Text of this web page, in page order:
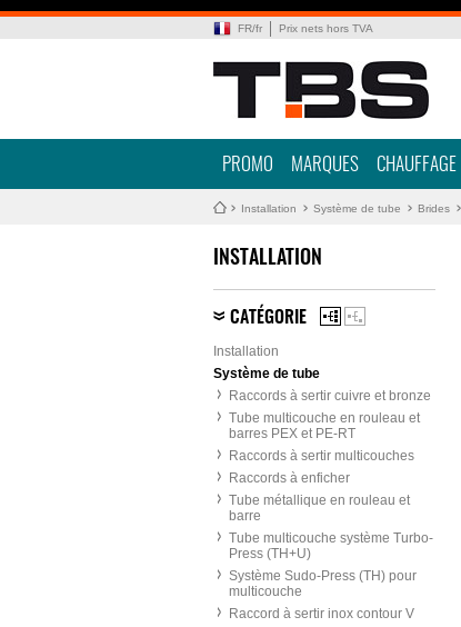
FR/fr Prix nets hors TVA
PROMO MARQUES CHAUFFAGE
Installation Système de tube Brides
INSTALLATION
CATÉGORIE
Installation
Système de tube
Raccords à sertir cuivre et bronze
Tube multicouche en rouleau et
barres PEX et PE-RT
Raccords à sertir multicouches
Raccords à enficher
Tube métallique en rouleau et
barre
Tube multicouche système Turbo-
Press (TH+U)
Système Sudo-Press (TH) pour
multicouche
Raccord à sertir inox contour V